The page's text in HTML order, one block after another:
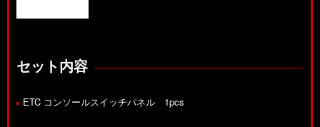
セット内容
ETC コンソールスイッチパネル 1pcs